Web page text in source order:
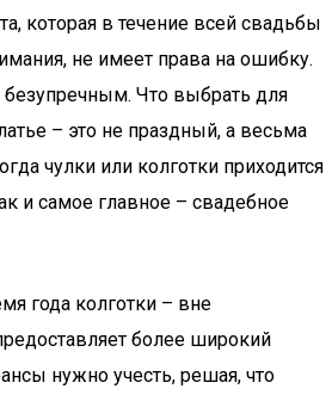
которая в течение всей свадьбы
не имеет права на ошибку.
Что выбрать для
– это не праздный, а весьма
чулки или колготки приходится
и самое главное – свадебное
года колготки – вне
более широкий
нужно учесть, решая, что